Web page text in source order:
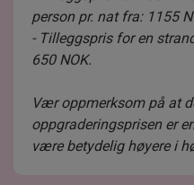
person pr. nat fra: 1155
- Tilleggspris for en
650 NOK.
Vær oppmerksom på at
oppgraderingsprisen er
være betydelig høyere i